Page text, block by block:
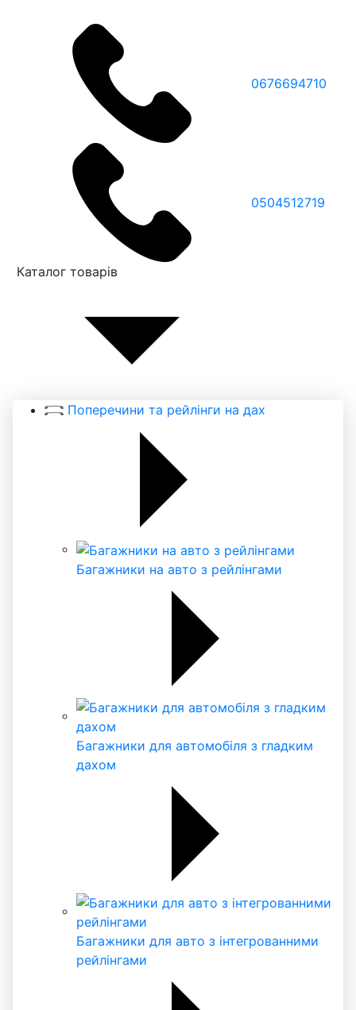
0676694710
0504512719
Каталог товарів
Поперечини та рейлінги на дах
Багажники на авто з рейлінгами
Багажники для автомобіля з гладким
дахом
Багажники для авто з інтегрованними
рейлінгами